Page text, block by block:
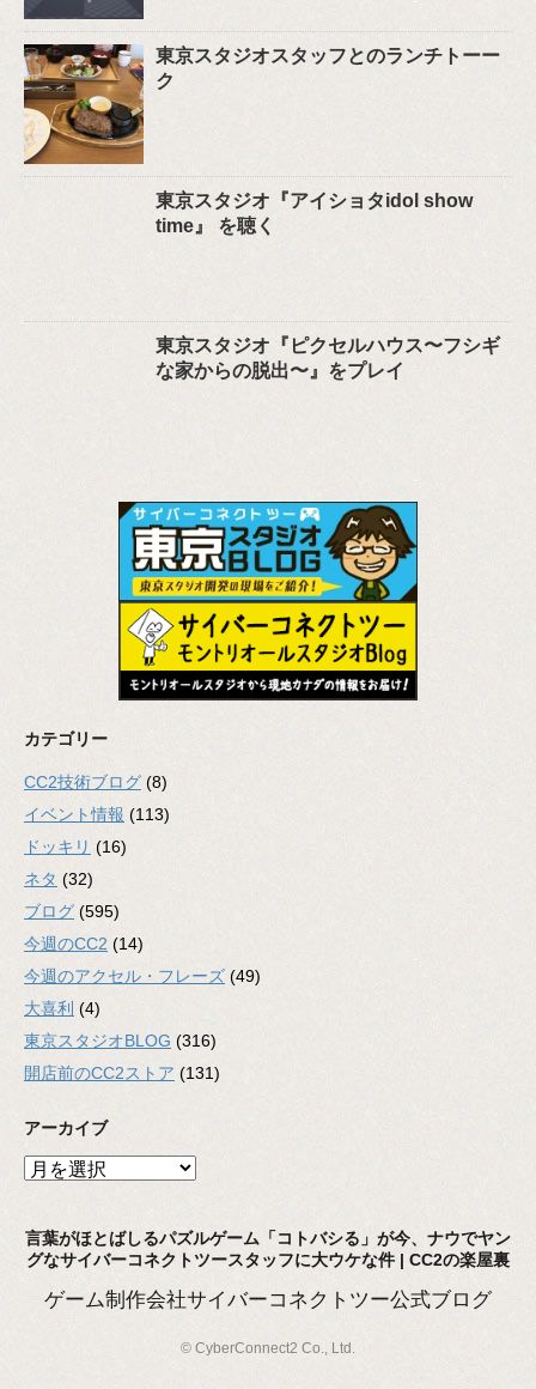
東京スタジオスタッフとのランチトーー
ク
東京スタジオ『アイショタidol show
time』 を聴く
東京スタジオ『ピクセルハウス〜フシギ
な家からの脱出〜』をプレイ
カテゴリー
CC2技術ブログ (8)
イベント情報 (113)
ドッキリ (16)
ネタ (32)
ブログ (595)
今週のCC2 (14)
今週のアクセル・フレーズ (49)
大喜利 (4)
東京スタジオBLOG (316)
開店前のCC2ストア (131)
アーカイブ
ア
イ
ブ
言葉がほとばしるパズルゲーム「コトバシる」が今、ナウでヤン
グなサイバーコネクトツースタッフに大ウケな件 | CC2の楽屋裏
ゲーム制作会社サイバーコネクトツー公式ブログ
© CyberConnect2 Co., Ltd.